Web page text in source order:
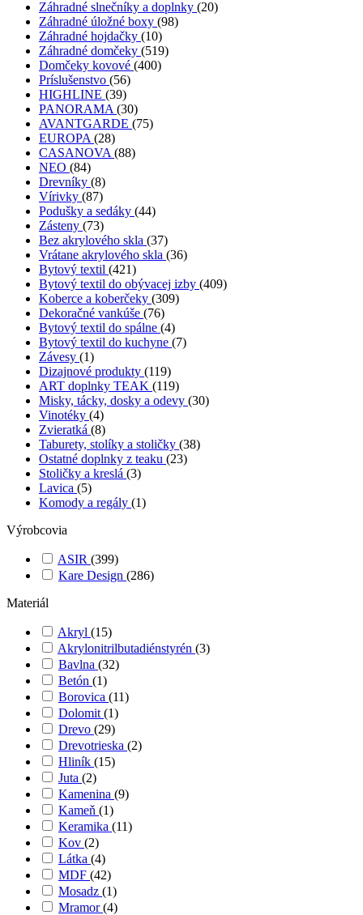
Záhradné slnečníky a doplnky (20)
Záhradné úložné boxy (98)
Záhradné hojdačky (10)
Záhradné domčeky (519)
Domčeky kovové (400)
Príslušenstvo (56)
HIGHLINE (39)
PANORAMA (30)
AVANTGARDE (75)
EUROPA (28)
CASANOVA (88)
NEO (84)
Drevníky (8)
Vírivky (87)
Podušky a sedáky (44)
Zásteny (73)
Bez akrylového skla (37)
Vrátane akrylového skla (36)
Bytový textil (421)
Bytový textil do obývacej izby (409)
Koberce a koberčeky (309)
Dekoračné vankúše (76)
Bytový textil do spálne (4)
Bytový textil do kuchyne (7)
Závesy (1)
Dizajnové produkty (119)
ART doplnky TEAK (119)
Misky, tácky, dosky a odevy (30)
Vinotéky (4)
Zvieratká (8)
Taburety, stolíky a stoličky (38)
Ostatné doplnky z teaku (23)
Stoličky a kreslá (3)
Lavica (5)
Komody a regály (1)
Výrobcovia
ASIR (399)
Kare Design (286)
Materiál
Akryl (15)
Akrylonitrilbutadiénstyrén (3)
Bavlna (32)
Betón (1)
Borovica (11)
Dolomit (1)
Drevo (29)
Drevotrieska (2)
Hliník (15)
Juta (2)
Kamenina (9)
Kameň (1)
Keramika (11)
Kov (2)
Látka (4)
MDF (42)
Mosadz (1)
Mramor(4)